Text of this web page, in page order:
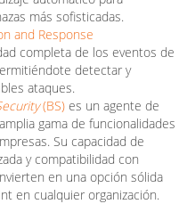
más sofisticadas.
and Response
completa de los eventos de
detectar y
ataques.
(BS) es un agente de
gama de funcionalidades
Su capacidad de
y compatibilidad con
en una opción sólida
en cualquier organización.